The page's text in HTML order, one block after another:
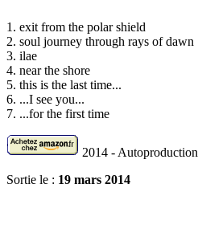
1. exit from the polar shield
2. soul journey through rays of dawn
3. ilae
4. near the shore
5. this is the last time...
6. ...I see you...
7. ...for the first time
2014 - Autoproduction
Sortie le : 19 mars 2014